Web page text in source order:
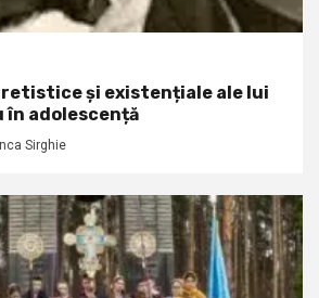
și existențiale ale lui
în adolescență
Sirghie